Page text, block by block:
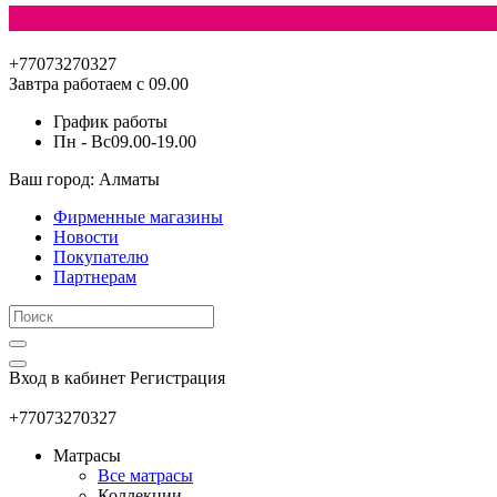
+77073270327
Завтра работаем с 09.00
График работы
Пн - Вс09.00-19.00
Ваш город: Алматы
Фирменные магазины
Новости
Покупателю
Партнерам
Вход в кабинет Регистрация
+77073270327
Матрасы
Все матрасы